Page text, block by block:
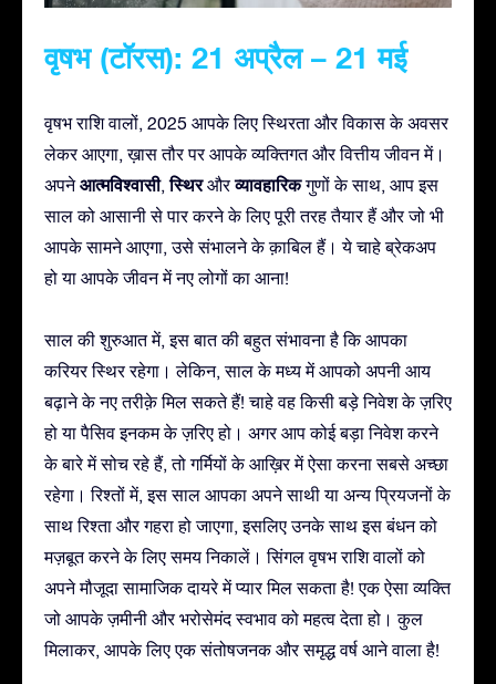
वृषभ (टॉरस): 21 अप्रैल – 21 मई
वृषभ राशि वालों, 2025 आपके लिए स्थिरता और विकास के अवसर
लेकर आएगा, ख़ास तौर पर आपके व्यक्तिगत और वित्तीय जीवन में।
अपनेआत्मविश्वासी,स्थिरऔरव्यावहारिकगुणों के साथ, आप इस
साल को आसानी से पार करने के लिए पूरी तरह तैयार हैं और जो भी
आपके सामने आएगा, उसे संभालने के क़ाबिल हैं। ये चाहे ब्रेकअप
हो या आपके जीवन में नए लोगों का आना!
साल की शुरुआत में, इस बात की बहुत संभावना है कि आपका
करियर स्थिर रहेगा। लेकिन, साल के मध्य में आपको अपनी आय
बढ़ाने के नए तरीक़े मिल सकते हैं! चाहे वह किसी बड़े निवेश के ज़रिए
हो या पैसिव इनकम के ज़रिए हो। अगर आप कोई बड़ा निवेश करने
के बारे में सोच रहे हैं, तो गर्मियों के आख़िर में ऐसा करना सबसे अच्छा
रहेगा। रिश्तों में, इस साल आपका अपने साथी या अन्य प्रियजनों के
साथ रिश्ता और गहरा हो जाएगा, इसलिए उनके साथ इस बंधन को
मज़बूत करने के लिए समय निकालें। सिंगल वृषभ राशि वालों को
अपने मौजूदा सामाजिक दायरे में प्यार मिल सकता है! एक ऐसा व्यक्ति
जो आपके ज़मीनी और भरोसेमंद स्वभाव को महत्व देता हो। कुल
मिलाकर, आपके लिए एक संतोषजनक और समृद्ध वर्ष आने वाला है!